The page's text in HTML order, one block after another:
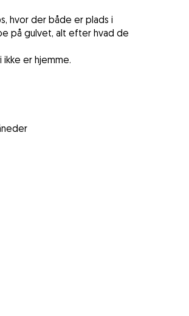
hvor der både er plads i
på gulvet, alt efter hvad de
er hjemme.